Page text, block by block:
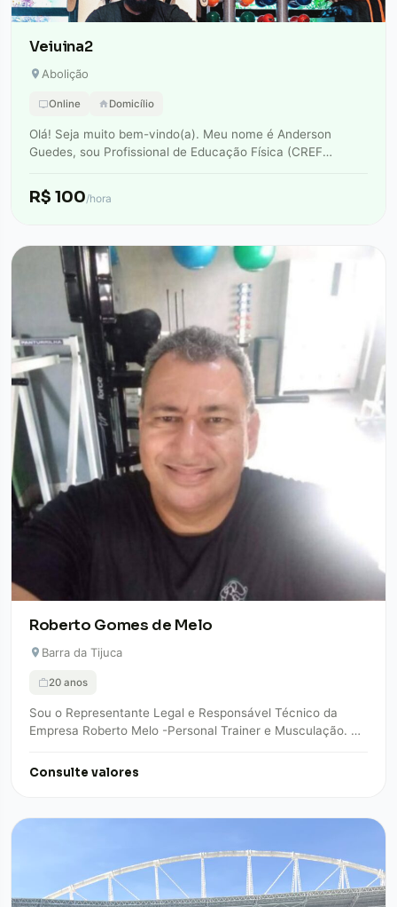
Veiuina2
Abolição
Online Domicílio
Olá! Seja muito bem-vindo(a). Meu nome é Anderson
Guedes, sou Profissional de Educação Física (CREF
R$ 100/hora
Roberto Gomes de Melo
Barra da Tijuca
20 anos
Sou o Representante Legal e Responsável Técnico da
Empresa Roberto Melo -Personal Trainer e Musculação. A
Consulte valores